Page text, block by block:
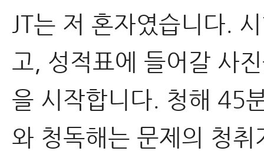
JT는 저 혼자였습니다.
고, 성적표에 들어갈 사
을 시작합니다. 청해 45
와 청독해는 문제의 청